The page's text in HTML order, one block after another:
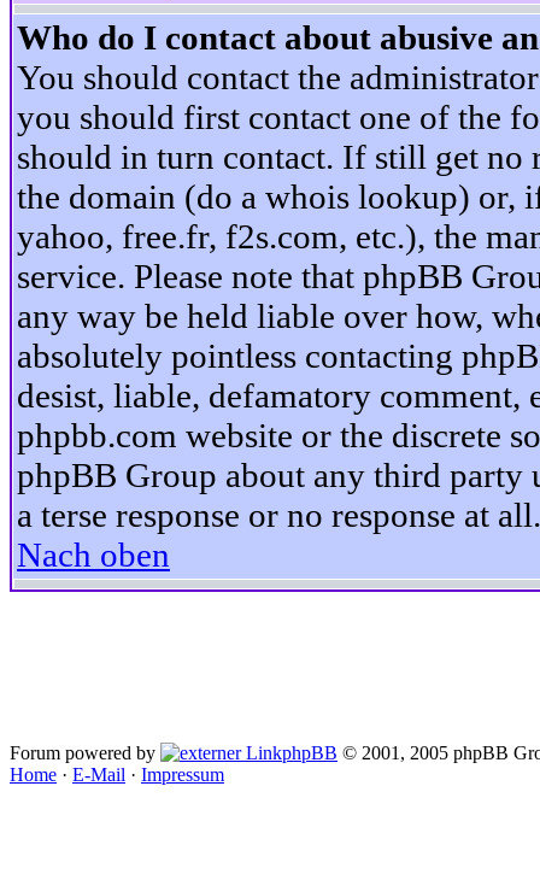
Who do I contact about abusive
You should contact the
you should first contact one of the
should in turn contact. If still get no
the domain (do a whois lookup) or,
yahoo, free.fr, f2s.com, etc.), the
service. Please note that phpBB
any way be held liable over how,
absolutely pointless contacting
desist, liable, defamatory
phpbb.com website or the discrete
phpBB Group about any third party
a terse response or no response at all.
Nach oben
Forum powered by phpBB © 2001, 2005 phpBB
Home · E-Mail · Impressum